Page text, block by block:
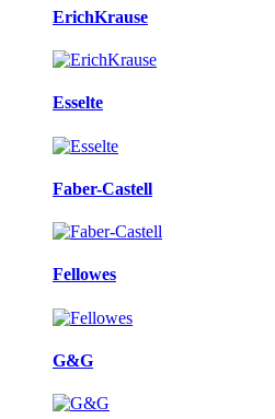
ErichKrause
Esselte
Faber-Castell
Fellowes
G&G